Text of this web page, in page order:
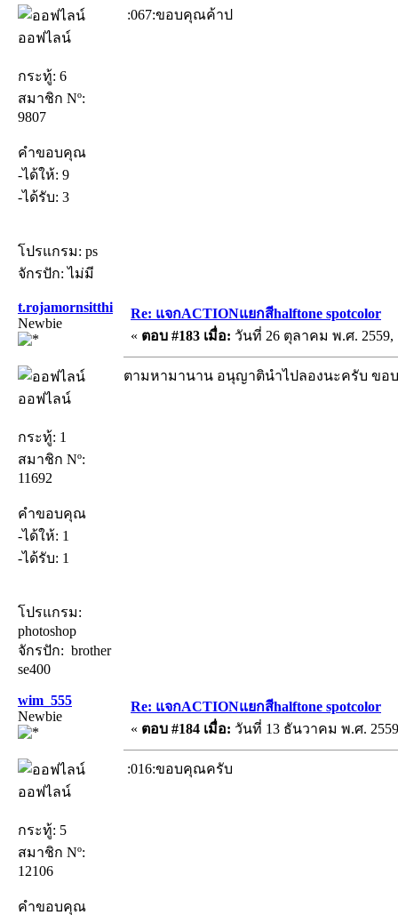
ออฟไลน์
กระทู้: 6
สมาชิก Nº:
9807
คำขอบคุณ
-ได้ให้: 9
-ได้รับ: 3
โปรแกรม: ps
จักรปัก: ไม่มี
:067:ขอบคุณค้าป
t.rojamornsitthi
Newbie
ออฟไลน์
กระทู้: 1
สมาชิก Nº:
11692
คำขอบคุณ
-ได้ให้: 1
-ได้รับ: 1
โปรแกรม:
photoshop
จักรปัก: brother
se400
Re: แจกACTIONแยกสีhalftone spotcolor
« ตอบ #183 เมื่อ: วันที่ 26 ตุลาคม พ.ศ. 2559,
ตามหามานาน อนุญาตินำไปลองนะครับ ขอ
wim_555
Newbie
ออฟไลน์
กระทู้: 5
สมาชิก Nº:
12106
คำขอบคุณ
Re: แจกACTIONแยกสีhalftone spotcolor
« ตอบ #184 เมื่อ: วันที่ 13 ธันวาคม พ.ศ.
:016:ขอบคุณครับ